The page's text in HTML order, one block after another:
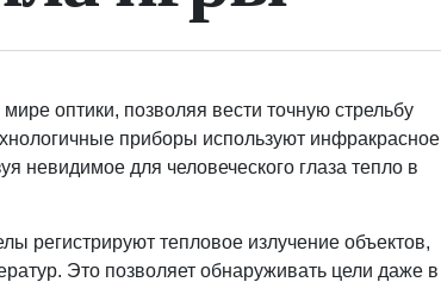
оптики, позволяя вести точную стрельбу
приборы используют инфракрасное
невидимое для человеческого глаза тепло в
регистрируют тепловое излучение объектов,
Это позволяет обнаруживать цели даже в